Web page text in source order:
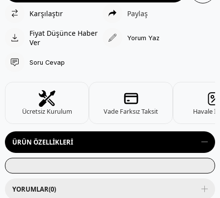
Karşılaştır Paylaş
Fiyat Düşünce Haber
Ver
Yorum Yaz
Soru Cevap
Ücretsiz Kurulum Vade Farksız Taksit Havale
ÜRÜN ÖZELLIKLERI
YORUMLAR(0)